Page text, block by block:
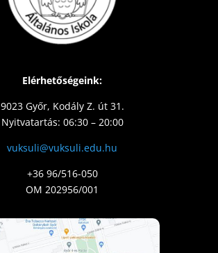
Elérhetőségeink:
9023 Győr, Kodály Z. út 31.
Nyitvatartás: 06:30 – 20:00
vuksuli@vuksuli.edu.hu
+36 96/516-050
OM 202956/001